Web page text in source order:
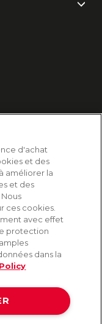
d'achat
et des
améliorer la
et des
ces cookies.
avec effet
protection
dans la